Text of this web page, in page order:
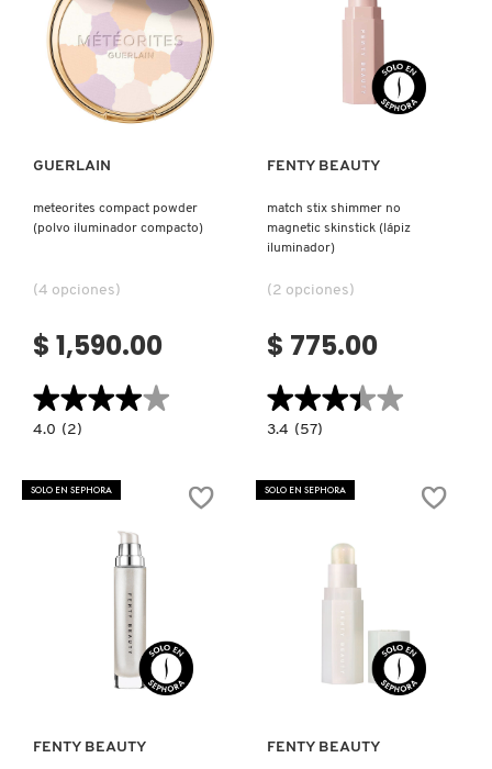
Ver más
GUERLAIN
meteorites compact powder
(polvo iluminador compacto)
(4 opciones)
$ 1,590.00
★★★★★
★★★★★
4.0
POWDER
4.0 (2)
Ver más
FENTY BEAUTY
match stix shimmer no
magnetic skinstick (lápiz
iluminador)
(2 opciones)
$ 775.00
★★★★★
★★★★★
3.4
SHIMMER
3.4 (57)
SOLO EN SEPHORA
Ver más
FENTY BEAUTY
SOLO EN SEPHORA
Ver más
FENTY BEAUTY